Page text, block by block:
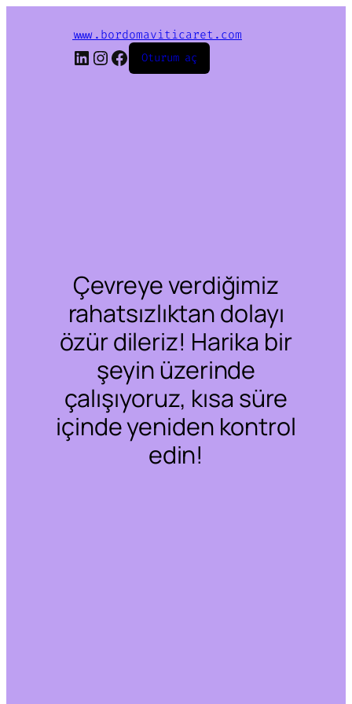
www.bordomaviticaret.com
LinkedIn
Instagram
Facebook
Oturum aç
Çevreye verdiğimiz
rahatsızlıktan dolayı
özür dileriz! Harika bir
şeyin üzerinde
çalışıyoruz, kısa süre
içinde yeniden kontrol
edin!